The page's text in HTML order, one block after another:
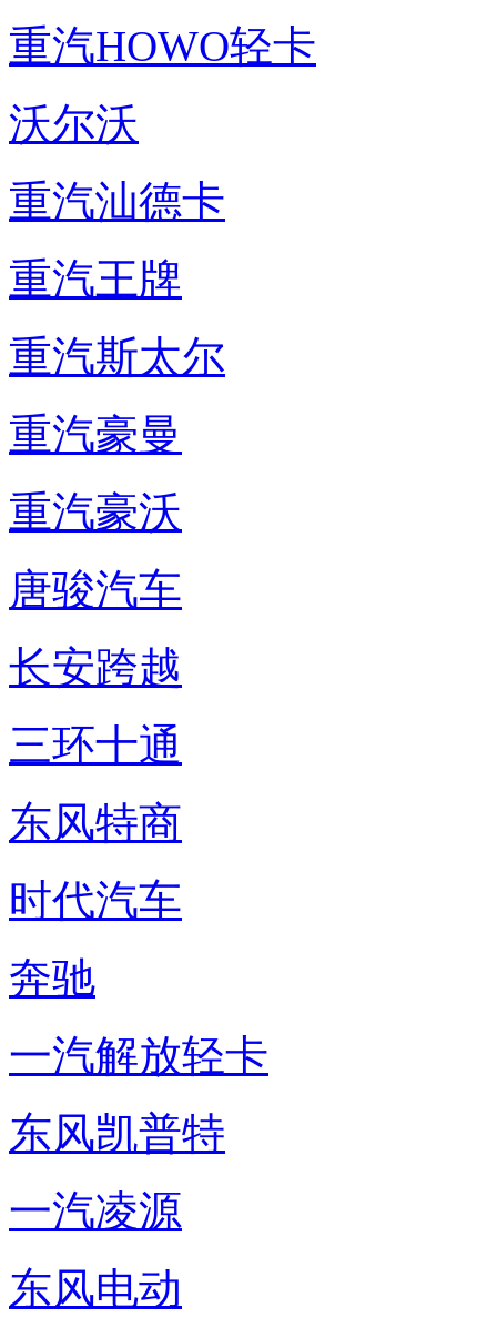
重汽HOWO轻卡
沃尔沃
重汽汕德卡
重汽王牌
重汽斯太尔
重汽豪曼
重汽豪沃
唐骏汽车
长安跨越
三环十通
东风特商
时代汽车
奔驰
一汽解放轻卡
东风凯普特
一汽凌源
东风电动